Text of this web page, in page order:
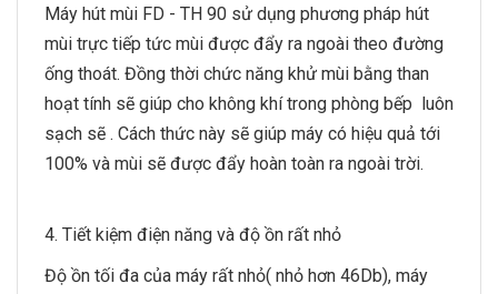
Máy hút mùi FD - TH 90 sử dụng phương pháp hút
mùi trực tiếp tức mùi được đẩy ra ngoài theo đường
ống thoát. Đồng thời chức năng khử mùi bằng than
hoạt tính sẽ giúp cho không khí trong phòng bếp luôn
sạch sẽ . Cách thức này sẽ giúp máy có hiệu quả tới
100% và mùi sẽ được đẩy hoàn toàn ra ngoài trời.
4. Tiết kiệm điện năng và độ ồn rất nhỏ
Độ ồn tối đa của máy rất nhỏ( nhỏ hơn 46Db), máy